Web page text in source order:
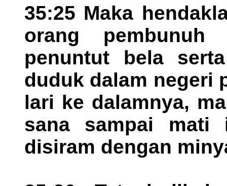
35:25 Maka
orang
penuntut bela
duduk dalam negeri
lari ke dalamnya,
sana sampai mati
disiram dengan